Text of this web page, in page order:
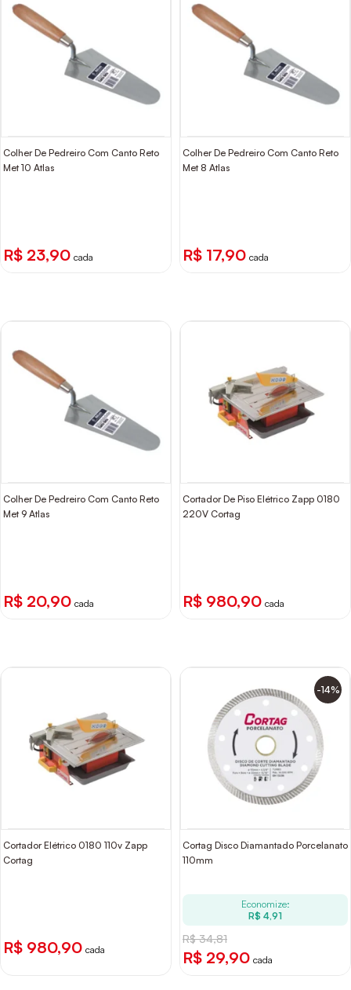
Colher De Pedreiro Com Canto Reto
Met 10 Atlas
R$ 23,90 cada
Colher De Pedreiro Com Canto Reto
Met 8 Atlas
R$ 17,90 cada
Colher De Pedreiro Com Canto Reto
Met 9 Atlas
R$ 20,90 cada
Cortador De Piso Elétrico Zapp 0180
220V Cortag
R$ 980,90 cada
Cortador Elétrico 0180 110v Zapp
Cortag
R$ 980,90 cada
-14%
Cortag Disco Diamantado Porcelanato
110mm
Economize:
R$ 4,91
R$ 34,81
R$ 29,90 cada